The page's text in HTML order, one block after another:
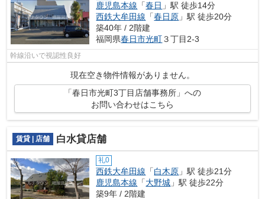
鹿児島本線 「春日 」駅 徒歩14分
西鉄大牟田線 「春日原 」駅 徒歩20分
築40年 / 2階建
福岡県春日市光町３丁目2-3
幹線沿いで視認性良好
現在空き物件情報がありません。
「春日市光町3丁目店舗事務所」への
お問い合わせはこちら
賃貸 | 店舗 白水貸店舗
礼0
西鉄大牟田線 「白木原 」駅 徒歩21分
鹿児島本線 「大野城 」駅 徒歩22分
築9年 / 2階建